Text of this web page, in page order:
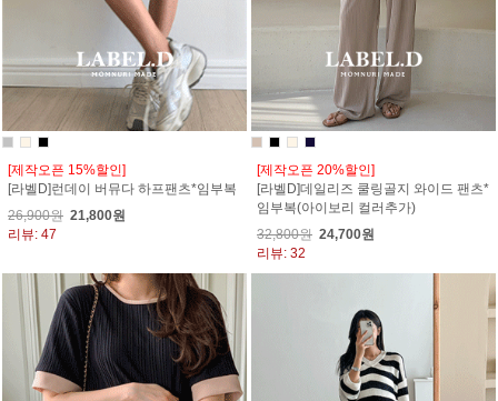
[제작오픈 15%할인]
[라벨D]런데이 버뮤다 하프팬츠*임부복
26,900원 21,800원
리뷰: 47
[제작오픈 20%할인]
[라벨D]데일리즈 쿨링골지 와이드 팬츠*
임부복(아이보리 컬러추가)
32,800원 24,700원
리뷰: 32